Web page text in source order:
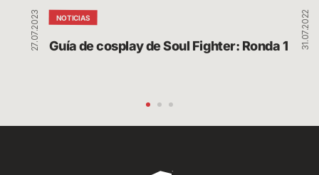
NOTICIAS
Guía de cosplay de Soul Fighter: Ronda 1
27.07.2023 31.07.2022